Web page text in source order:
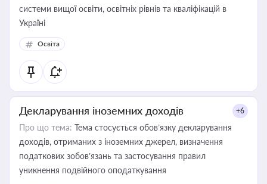
системи вищої освіти, освітніх рівнів та кваліфікацій в
Україні
Освіта
Декларування іноземних доходів +6
Про що тема: Тема стосується обов’язку декларування
доходів, отриманих з іноземних джерел, визначення
податкових зобов’язань та застосування правил
уникнення подвійного оподаткування